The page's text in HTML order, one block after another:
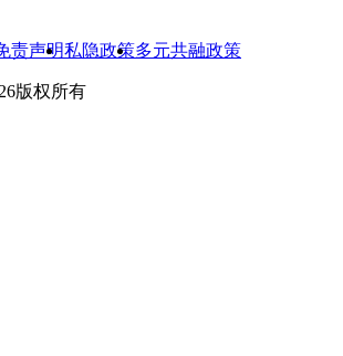
责声明私隐政策多元共融政策
版权所有